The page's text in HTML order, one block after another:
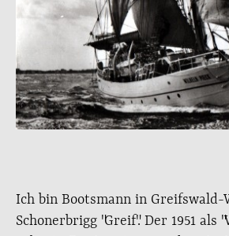
Ich bin Bootsmann in Greifswald-
Schonerbrigg "Greif". Der 1951 als